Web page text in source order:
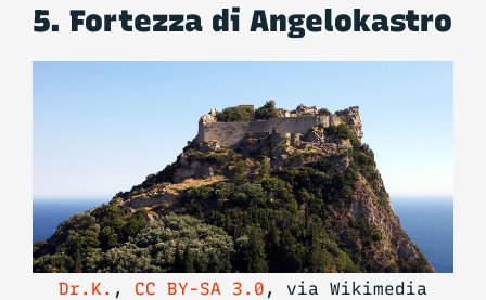
5. Fortezza di Angelokastro
Dr.K. , CC BY-SA 3.0 , via Wikimedia